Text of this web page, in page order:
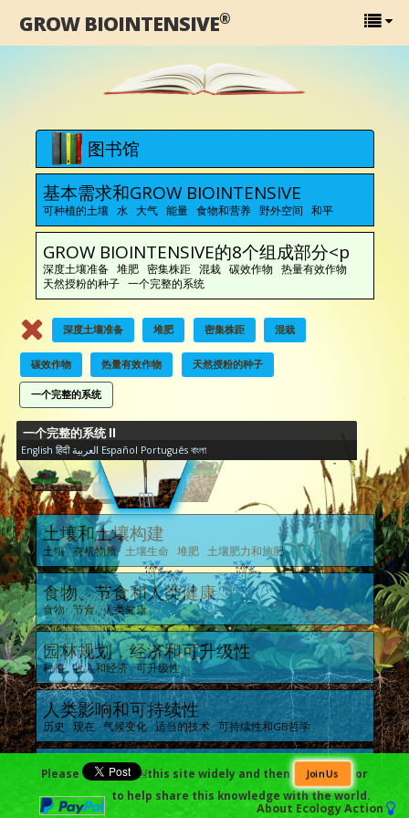
GROW BIOINTENSIVE®
图书馆
基本需求和GROW BIOINTENSIVE
可种植的土壤 水 大气 能量 食物和营养 野外空间 和平
GROW BIOINTENSIVE的8个组成部分<p
深度土壤准备 堆肥 密集株距 混栽 碳效作物 热量有效作物
天然授粉的种子 一个完整的系统
深度土壤准备 堆肥 密集株距 混栽
碳效作物 热量有效作物 天然授粉的种子
一个完整的系统
一个完整的系统 II
English हिंदी العربية Español Português বাংলা
土壤和土壤构建
土壤 有机物质 土壤生命 堆肥 土壤肥力和施肥
食物、节食和人类健康
食物 节食 人类健康
园林规划，经济和可升级性
种植 收入和经济 可升级性
人类影响和可持续性
历史 现在 气候变化 适当的技术 可持续性和GB哲学
生态系统
昆虫生命 疾病生命 动物生命 蓄养动物 整体生态系统的健康
Please ￼this site widely and then Join Us
or
to help share this knowledge with the world.
About Ecology Action